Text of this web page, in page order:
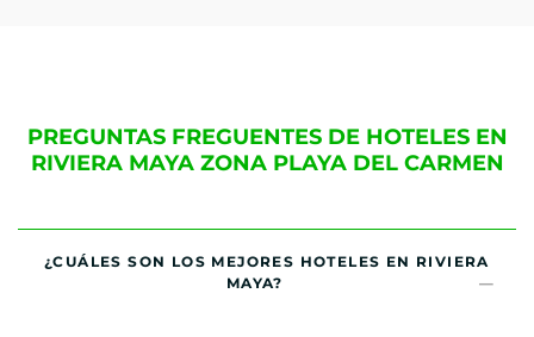
PREGUNTAS FREGUENTES DE HOTELES EN
RIVIERA MAYA ZONA PLAYA DEL CARMEN
¿CUÁLES SON LOS MEJORES HOTELES EN RIVIERA
MAYA?